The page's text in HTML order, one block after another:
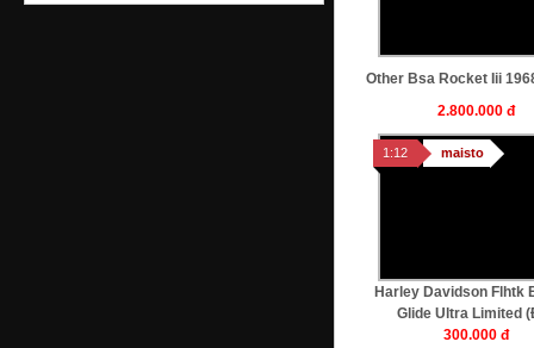
Other Bsa Rocket Iii
2.800.000 đ
1:12 maisto
Harley Davidson Flhtk
Glide Ultra Limited
300.000 đ